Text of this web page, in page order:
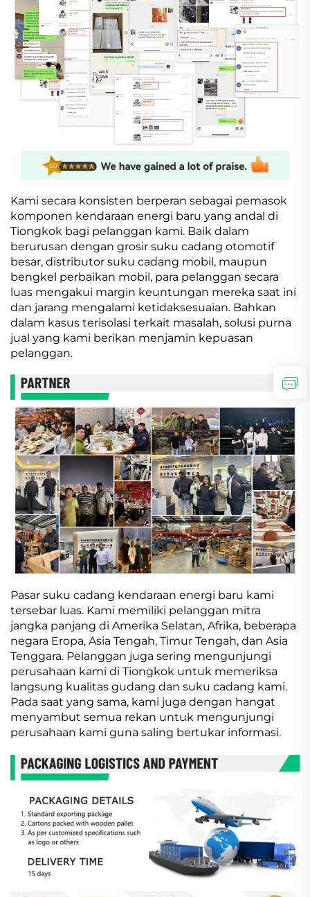
Kami secara konsisten berperan sebagai pemasok
komponen kendaraan energi baru yang andal di
Tiongkok bagi pelanggan kami. Baik dalam
berurusan dengan grosir suku cadang otomotif
besar, distributor suku cadang mobil, maupun
bengkel perbaikan mobil, para pelanggan secara
luas mengakui margin keuntungan mereka saat ini
dan jarang mengalami ketidaksesuaian. Bahkan
dalam kasus terisolasi terkait masalah, solusi purna
jual yang kami berikan menjamin kepuasan
pelanggan.
Pasar suku cadang kendaraan energi baru kami
tersebar luas. Kami memiliki pelanggan mitra
jangka panjang di Amerika Selatan, Afrika, beberapa
negara Eropa, Asia Tengah, Timur Tengah, dan Asia
Tenggara. Pelanggan juga sering mengunjungi
perusahaan kami di Tiongkok untuk memeriksa
langsung kualitas gudang dan suku cadang kami.
Pada saat yang sama, kami juga dengan hangat
menyambut semua rekan untuk mengunjungi
perusahaan kami guna saling bertukar informasi.